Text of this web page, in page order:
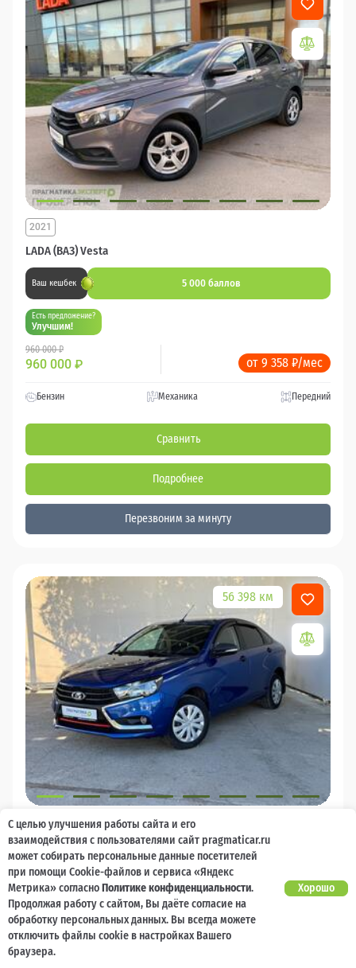
LADA (ВАЗ) Vesta
2021
Ваш кешбек 5 000 баллов
Есть предложение?
Улучшим!
960 000 ₽
960 000 ₽ от 9 358 ₽/мес
Бензин Механика Передний
Сравнить
Подробнее
Перезвоним за минуту
56 398 км
LADA (ВАЗ) Vesta
2021
Ваш кешбек 8 000 баллов
1 055 000 ₽
1 055 000₽
С целью улучшения работы сайта и его
взаимодействия с пользователями сайт pragmaticar.ru
может собирать персональные данные посетителей
при помощи Cookie-файлов и сервиса «Яндекс
Метрика» согласноПолитике конфиденциальности.
Продолжая работу с сайтом, Вы даёте согласие на
обработку персональных данных. Вы всегда можете
отключить файлы cookie в настройках Вашего
браузера.
Хорошо